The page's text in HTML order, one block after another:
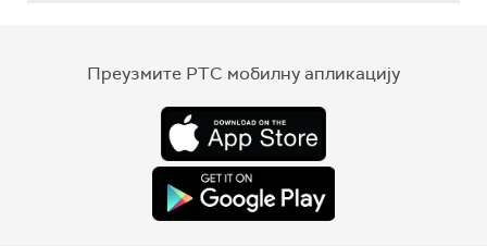
Преузмите РТС мобилну апликацију